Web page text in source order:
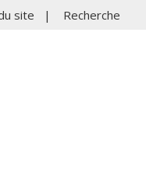
site | Recherche